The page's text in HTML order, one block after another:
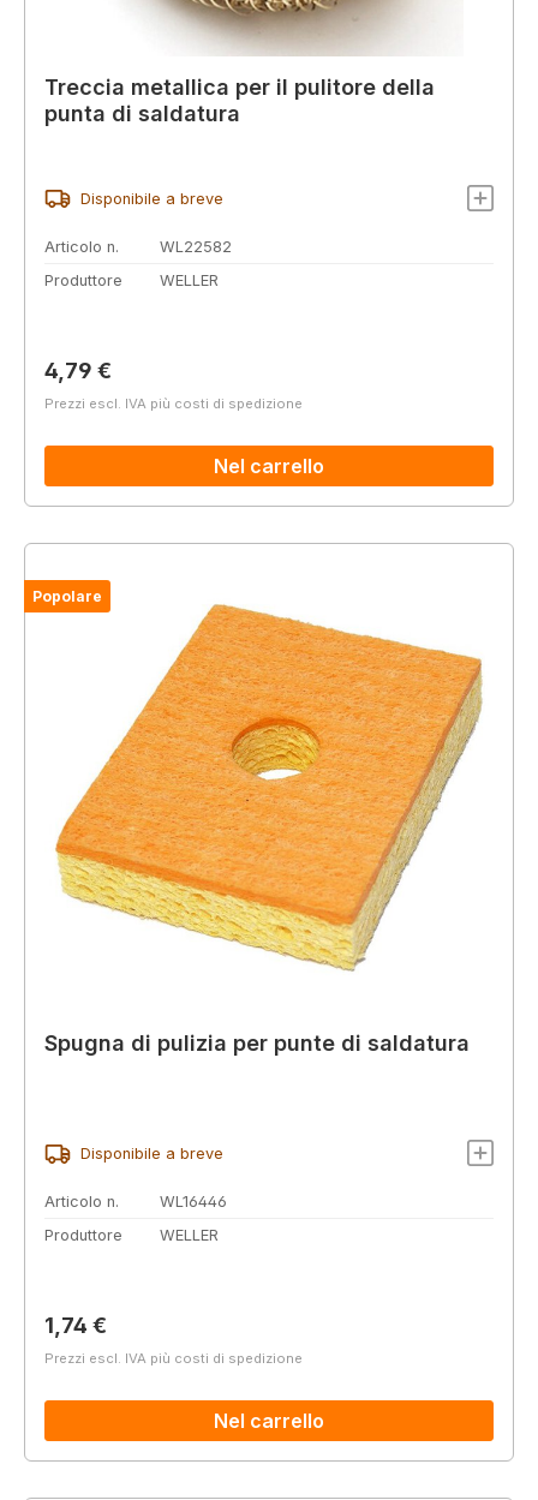
Treccia metallica per il pulitore della
punta di saldatura
Disponibile a breve
Articolo n.
WL22582
Produttore
WELLER
Prezzo normale:
4,79 €
Prezzi escl. IVA più costi di spedizione
Nel carrello
Popolare
Spugna di pulizia per punte di saldatura
Disponibile a breve
Articolo n.
WL16446
Produttore
WELLER
Prezzo normale:
1,74 €
Prezzi escl. IVA più costi di spedizione
Nel carrello